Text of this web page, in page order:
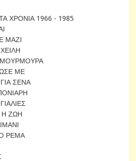
ΧΡΟΝΙΑ 1966 - 1985
ΜΑΖΙ
ΜΟΥΡΜΟΥΡΑ
ΜΕ
ΣΕΝΑ
Η ΖΩΗ
ΡΕΜΑ